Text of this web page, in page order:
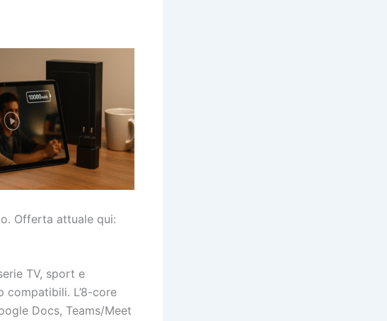
Offerta attuale qui:
TV, sport e
compatibili. L’8-core
Docs, Teams/Meet